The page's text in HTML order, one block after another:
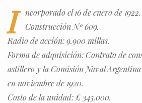
I
ncorporado el 16 de enero de 1922.
Construcción Nº 609.
Radio de acción: 9.900 millas.
Forma de adquisición: Contrato de
astillero y la Comisión Naval
en noviembre de 1920.
Costo de la unidad: £ 345.000.